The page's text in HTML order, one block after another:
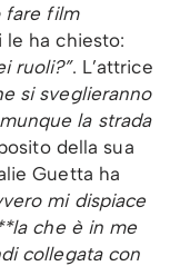
fare film
le ha chiesto:
ruoli?”. L’attrice
si sveglieranno
la strada
della sua
Guetta ha
mi dispiace
che è in me
collegata con